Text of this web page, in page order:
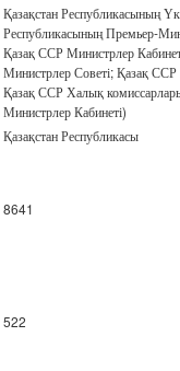
Қазақстан Республикасының
Республикасының Премьер-
Қазақ ССР Министрлер
Министрлер Советі; Қазақ
Қазақ ССР Халық
Министрлер Кабинеті)
Қазақстан Республикасы
8641
522